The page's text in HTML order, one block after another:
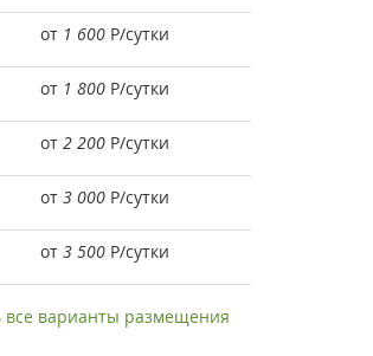
от 1 600 Р/сутки
от 1 800 Р/сутки
от 2 200 Р/сутки
от 3 000 Р/сутки
от 3 500 Р/сутки
все варианты размещения